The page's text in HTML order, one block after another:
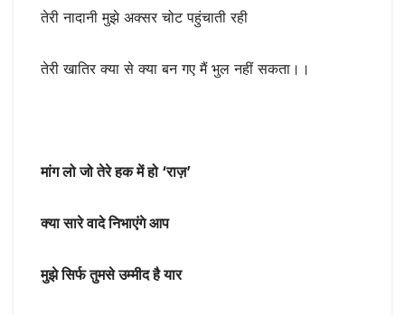
तेरी नादानी मुझे अक्सर चोट पहुंचाती रही
तेरी खातिर क्या से क्या बन गए मैं भुल नहीं सकता।।
मांग लो जो तेरे हक में हो ‘राज़’
क्या सारे वादे निभाएंगे आप
मुझे सिर्फ तुमसे उम्मीद है यार